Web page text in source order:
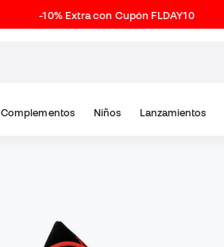
-10% Extra con Cupón FLDAY10
Complementos Niños Lanzamientos